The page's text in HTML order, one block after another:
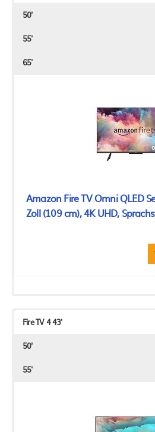
50'
55'
65'
Amazon Fire TV Omni QLED
Zoll (109 cm), 4K UHD,
Amazon Fire TV-Omni-QLED-
Amazon Fire TV-Omni-QLED-
Amazon Fire TV Omni QLED
Fire TV 4 43'
50'
55'